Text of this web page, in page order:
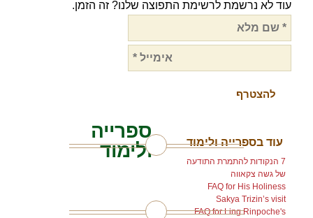
עוד לא נרשמת לרשימת התפוצה שלנו? זה הזמן.
עוד בספרייה ולימוד
7 הנקודות להתמרת התודעה
של גשה צקאווה
FAQ for His Holiness
Sakya Trizin’s visit
FAQ for Ling Rinpoche's
ספרייה
ולימוד